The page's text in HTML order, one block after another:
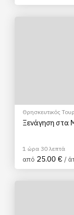
Θρησκευτικός
Πόλης
Ξενάγηση στα
1 ώρα 30 λεπτά
από 25.00 € /